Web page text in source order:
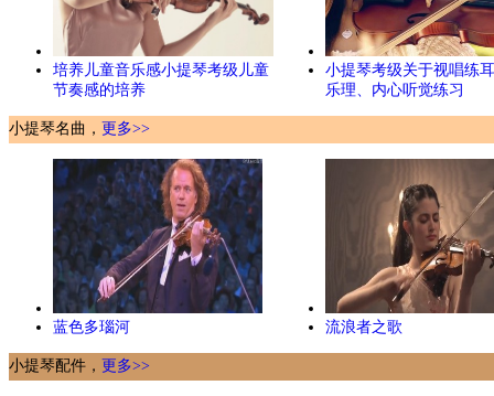
培养儿童音乐感小提琴考级儿童
节奏感的培养
小提琴考级关于视唱练
乐理、内心听觉练习
小提琴名曲， 更多>>
蓝色多瑙河 流浪者之歌
小提琴配件， 更多>>